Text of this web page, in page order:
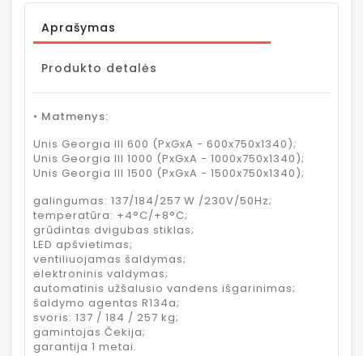
Aprašymas
Produkto detalės
• Matmenys:
Unis Georgia III 600 (PxGxA - 600x750x1340);
Unis Georgia III 1000 (PxGxA - 1000x750x1340);
Unis Georgia III 1500 (PxGxA - 1500x750x1340);
galingumas: 137/184/257 W /230V/50Hz;
temperatūra: +4°C/+8°C;
grūdintas dvigubas stiklas;
LED apšvietimas;
ventiliuojamas šaldymas;
elektroninis valdymas;
automatinis užšalusio vandens išgarinimas;
šaldymo agentas R134a;
svoris: 137 / 184 / 257 kg;
gamintojas Čekija;
garantija 1 metai.